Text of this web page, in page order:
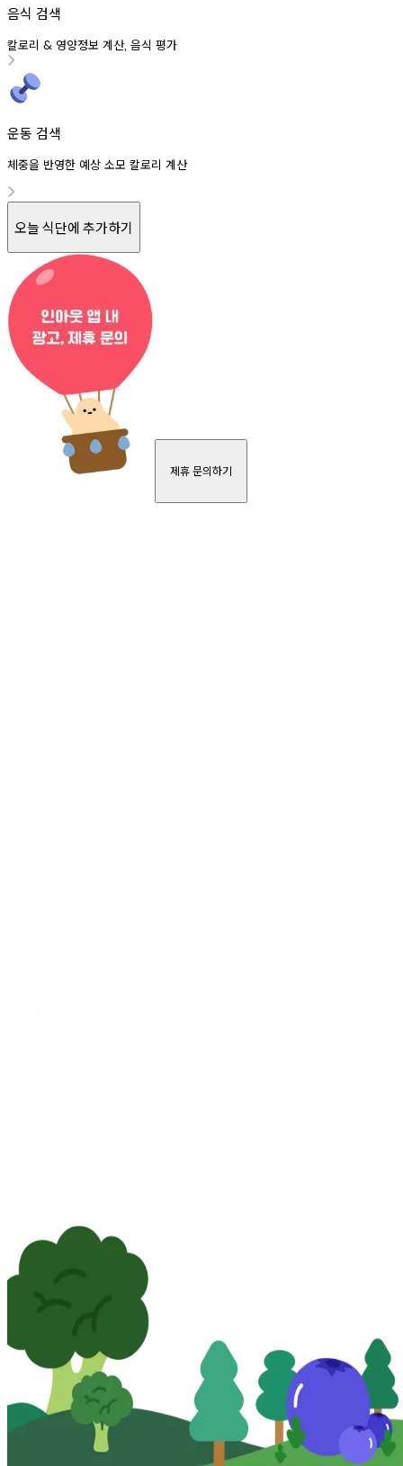
음식 검색
칼로리 & 영양정보 계산, 음식 평가
운동 검색
체중을 반영한 예상 소모 칼로리 계산
오늘 식단에 추가하기
제휴 문의하기